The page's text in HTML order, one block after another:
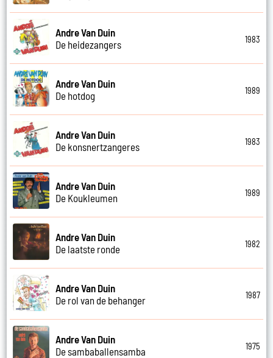
Andre Van Duin
De heidezangers
1983
Andre Van Duin
De hotdog
1989
Andre Van Duin
De konsnertzangeres
1983
Andre Van Duin
De Koukleumen
1989
Andre Van Duin
De laatste ronde
1982
Andre Van Duin
De rol van de behanger
1987
Andre Van Duin
De sambaballensamba
1975